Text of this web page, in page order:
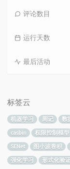
评论数目
运行天数
最后活动
标签云
机器学习 周记 数
casbin
权限控制模型
SENet
图小波卷积
强化学习
形式化验